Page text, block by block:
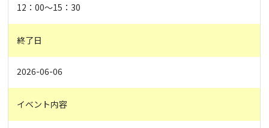
12：00～15：30
終了日
2026-06-06
イベント内容